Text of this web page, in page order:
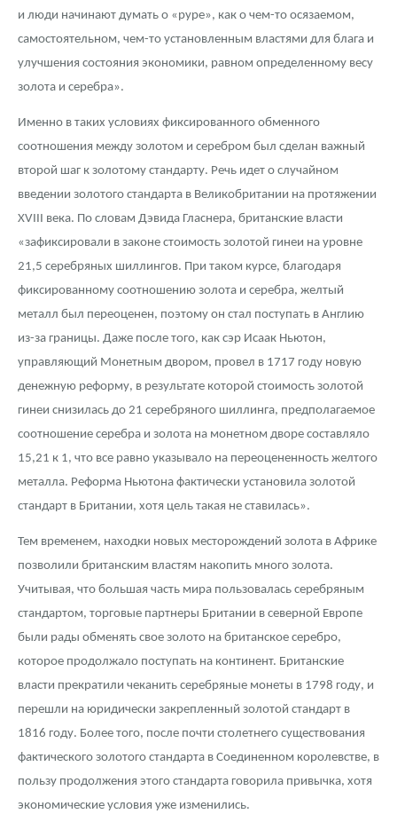
и люди начинают думать о «руре», как о чем-то осязаемом,
самостоятельном, чем-то установленным властями для блага и
улучшения состояния экономики, равном определенному весу
золота и серебра».
Именно в таких условиях фиксированного обменного
соотношения между золотом и серебром был сделан важный
второй шаг к золотому стандарту. Речь идет о случайном
введении золотого стандарта в Великобритании на протяжении
XVIII века. По словам Дэвида Гласнера, британские власти
«зафиксировали в законе стоимость золотой гинеи на уровне
21,5 серебряных шиллингов. При таком курсе, благодаря
фиксированному соотношению золота и серебра, желтый
металл был переоценен, поэтому он стал поступать в Англию
из-за границы. Даже после того, как сэр Исаак Ньютон,
управляющий Монетным двором, провел в 1717 году новую
денежную реформу, в результате которой стоимость золотой
гинеи снизилась до 21 серебряного шиллинга, предполагаемое
соотношение серебра и золота на монетном дворе составляло
15,21 к 1, что все равно указывало на переоцененность желтого
металла. Реформа Ньютона фактически установила золотой
стандарт в Британии, хотя цель такая не ставилась».
Тем временем, находки новых месторождений золота в Африке
позволили британским властям накопить много золота.
Учитывая, что большая часть мира пользовалась серебряным
стандартом, торговые партнеры Британии в северной Европе
были рады обменять свое золото на британское серебро,
которое продолжало поступать на континент. Британские
власти прекратили чеканить серебряные монеты в 1798 году, и
перешли на юридически закрепленный золотой стандарт в
1816 году. Более того, после почти столетнего существования
фактического золотого стандарта в Соединенном королевстве, в
пользу продолжения этого стандарта говорила привычка, хотя
экономические условия уже изменились.